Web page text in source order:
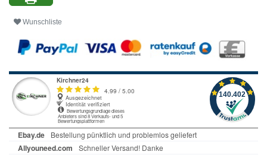
Wunschliste